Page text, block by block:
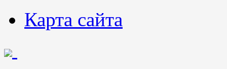
Карта сайта